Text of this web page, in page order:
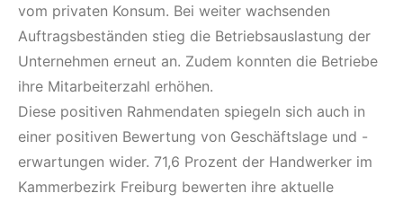
vom privaten Konsum. Bei weiter wachsenden
Auftragsbeständen stieg die Betriebsauslastung der
Unternehmen erneut an. Zudem konnten die Betriebe
ihre Mitarbeiterzahl erhöhen.
Diese positiven Rahmendaten spiegeln sich auch in
einer positiven Bewertung von Geschäftslage und -
erwartungen wider. 71,6 Prozent der Handwerker im
Kammerbezirk Freiburg bewerten ihre aktuelle